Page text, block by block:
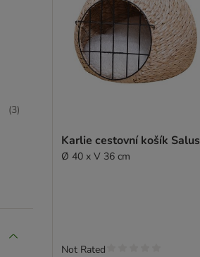
(3)
Karlie cestovní košík Salus
Ø 40 x V 36 cm
Not Rated